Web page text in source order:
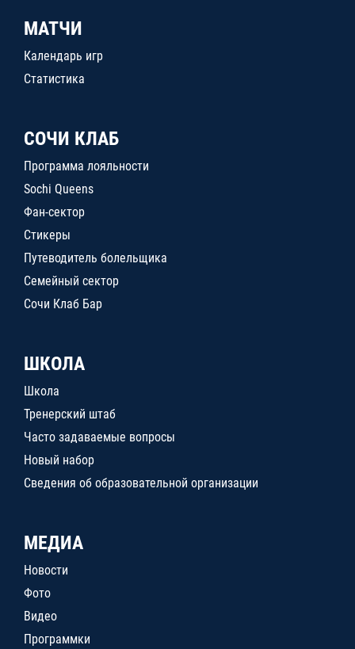
МАТЧИ
Календарь игр
Статистика
СОЧИ КЛАБ
Программа лояльности
Sochi Queens
Фан-сектор
Стикеры
Путеводитель болельщика
Семейный сектор
Сочи Клаб Бар
ШКОЛА
Школа
Тренерский штаб
Часто задаваемые вопросы
Новый набор
Сведения об образовательной организации
МЕДИА
Новости
Фото
Видео
Программки